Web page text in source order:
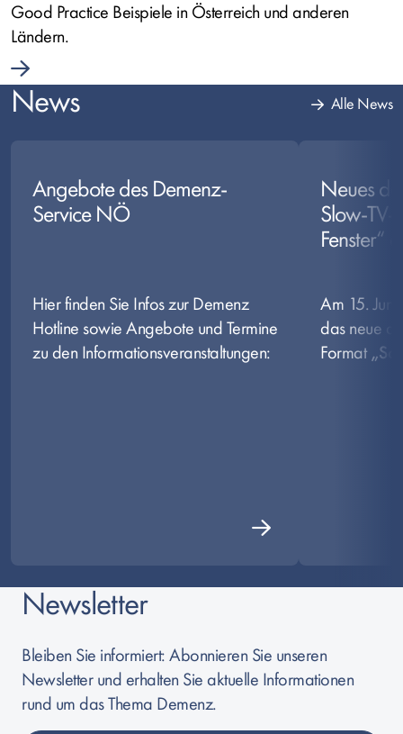
Good Practice Beispiele in Österreich und anderen
Ländern.
News Alle News
Angebote des Demenz-
Service NÖ
Hier finden Sie Infos zur Demenz
Hotline sowie Angebote und Termine
zu den Informationsveranstaltungen:
Neues
Slow-TV-
Fenster“
Am 15.
das neue
Format
Newsletter
Bleiben Sie informiert: Abonnieren Sie unseren
Newsletter und erhalten Sie aktuelle Informationen
rund um das Thema Demenz.